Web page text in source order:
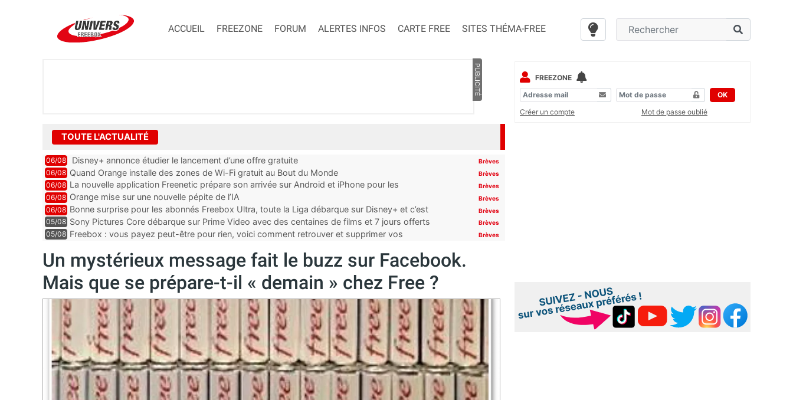
ACCUEIL FREEZONE FORUM ALERTES INFOS CARTE FREE SITES THÉMA-FREE
PUBLICITÉ
TOUTE L'ACTUALITÉ
06/08 Disney+ annonce étudier le lancement d’une offre gratuite Brèves
06/08 Quand Orange installe des zones de Wi-Fi gratuit au Bout du Monde Brèves
06/08 La nouvelle application Freenetic prépare son arrivée sur Android et iPhone pour les
abonnés Freebox, testez la
Brèves
06/08 Orange mise sur une nouvelle pépite de l’IA Brèves
06/08 Bonne surprise pour les abonnés Freebox Ultra, toute la Liga débarque sur Disney+ et c’est
inclus
Brèves
05/08 Sony Pictures Core débarque sur Prime Video avec des centaines de films et 7 jours offerts Brèves
05/08 Freebox : vous payez peut-être pour rien, voici comment retrouver et supprimer vos
Brèves
Un mystérieux message fait le buzz sur Facebook.
Mais que se prépare-t-il « demain » chez Free ?
FREEZONE
OK
Créer un compte
Mot de passe oublié